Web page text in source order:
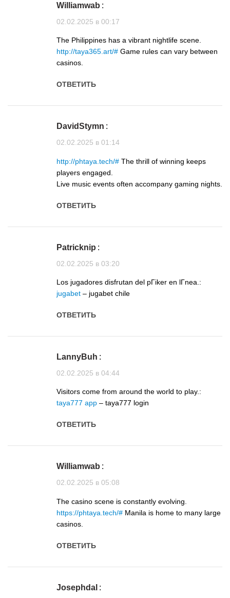
Williamwab :
02.02.2025 в 00:17
The Philippines has a vibrant nightlife scene.
http://taya365.art/# Game rules can vary between
casinos.
ОТВЕТИТЬ
DavidStymn :
02.02.2025 в 01:14
http://phtaya.tech/# The thrill of winning keeps
players engaged.
Live music events often accompany gaming nights.
ОТВЕТИТЬ
Patricknip :
02.02.2025 в 03:20
Los jugadores disfrutan del pГіker en lГ­nea.:
jugabet – jugabet chile
ОТВЕТИТЬ
LannyBuh :
02.02.2025 в 04:44
Visitors come from around the world to play.:
taya777 app – taya777 login
ОТВЕТИТЬ
Williamwab :
02.02.2025 в 05:08
The casino scene is constantly evolving.
https://phtaya.tech/# Manila is home to many large
casinos.
ОТВЕТИТЬ
Josephdal :